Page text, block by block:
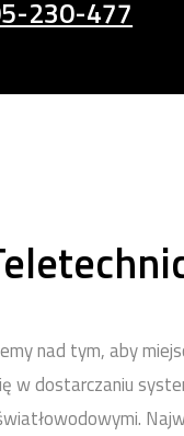
230-477
nad tym, aby
w dostarczaniu